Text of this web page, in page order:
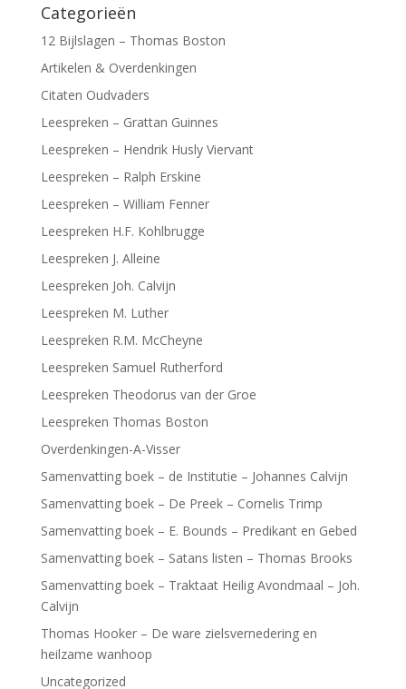
Categorieën
12 Bijlslagen – Thomas Boston
Artikelen & Overdenkingen
Citaten Oudvaders
Leespreken – Grattan Guinnes
Leespreken – Hendrik Husly Viervant
Leespreken – Ralph Erskine
Leespreken – William Fenner
Leespreken H.F. Kohlbrugge
Leespreken J. Alleine
Leespreken Joh. Calvijn
Leespreken M. Luther
Leespreken R.M. McCheyne
Leespreken Samuel Rutherford
Leespreken Theodorus van der Groe
Leespreken Thomas Boston
Overdenkingen-A-Visser
Samenvatting boek – de Institutie – Johannes Calvijn
Samenvatting boek – De Preek – Cornelis Trimp
Samenvatting boek – E. Bounds – Predikant en Gebed
Samenvatting boek – Satans listen – Thomas Brooks
Samenvatting boek – Traktaat Heilig Avondmaal – Joh.
Calvijn
Thomas Hooker – De ware zielsvernedering en
heilzame wanhoop
Uncategorized